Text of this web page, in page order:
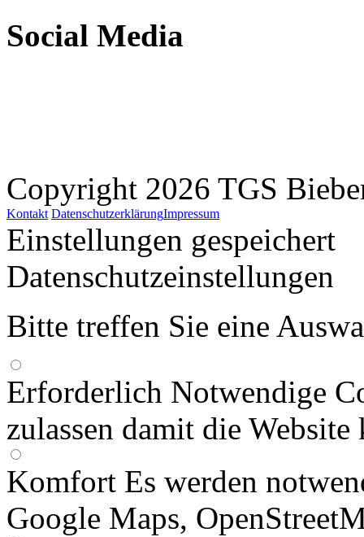
Social Media
Copyright 2026 TGS
Kontakt DatenschutzerklärungImpressum
Einstellungen gespeichert
Datenschutzeinstellungen
Bitte treffen Sie eine
Erforderlich Notwendige
zulassen damit die
Komfort Es werden
Google Maps,